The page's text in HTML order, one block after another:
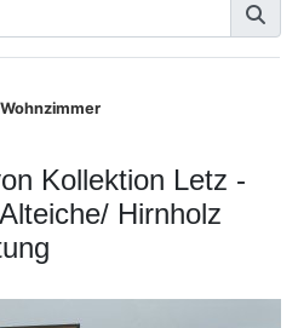
Kollektion Letz -
Hirnholz